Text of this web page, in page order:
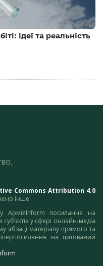
ідеї та реальність
Commons Attribution 4.0
інше.
АрміяInform посилання на
суб’єктів у сфері онлайн-медіа
абзаці матеріалу прямого та
на цитований